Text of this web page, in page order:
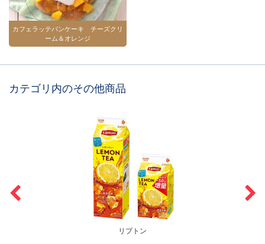
カフェラッテパンケーキ チーズクリ
ーム＆オレンジ
カテゴリ内のその他商品
リプトン